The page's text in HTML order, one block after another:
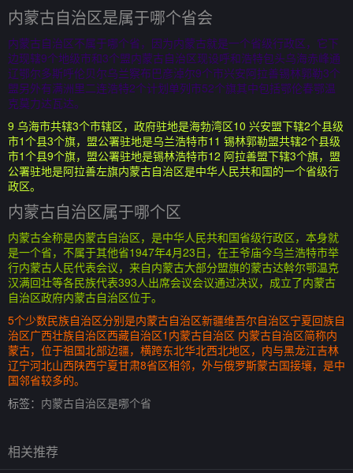
内蒙古自治区是属于哪个省会
内蒙古自治区不属于哪个省，因为内蒙古就是一个省级行政区，它下
边现辖9个地级市和3个盟内蒙古自治区现设呼和浩特包头乌海赤峰通
辽鄂尔多斯呼伦贝尔乌兰察布巴彦淖尔9个市兴安阿拉善锡林郭勒3个
盟另外有满洲里二连浩特2个计划单列市52个旗其中包括鄂伦春鄂温
克莫力达瓦达。
9 乌海市共辖3个市辖区，政府驻地是海勃湾区10 兴安盟下辖2个县级
市1个县3个旗，盟公署驻地是乌兰浩特市11 锡林郭勒盟共辖2个县级
市1个县9个旗，盟公署驻地是锡林浩特市12 阿拉善盟下辖3个旗，盟
公署驻地是阿拉善左旗内蒙古自治区是中华人民共和国的一个省级行
政区。
内蒙古自治区属于哪个区
内蒙古全称是内蒙古自治区，是中华人民共和国省级行政区，本身就
是一个省，不属于其他省1947年4月23日，在王爷庙今乌兰浩特市举
行内蒙古人民代表会议，来自内蒙古大部分盟旗的蒙古达斡尔鄂温克
汉满回壮等各民族代表393人出席会议会议通过决议，成立了内蒙古
自治区政府内蒙古自治区位于。
5个少数民族自治区分别是内蒙古自治区新疆维吾尔自治区宁夏回族自
治区广西壮族自治区西藏自治区1内蒙古自治区 内蒙古自治区简称内
蒙古，位于祖国北部边疆，横跨东北华北西北地区，内与黑龙江吉林
辽宁河北山西陕西宁夏甘肃8省区相邻，外与俄罗斯蒙古国接壤，是中
国邻省较多的。
标签： 内蒙古自治区是哪个省
相关推荐